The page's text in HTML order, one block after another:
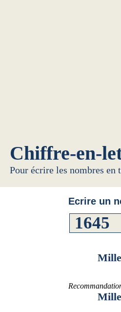
Chiffre-en-
Pour écrire les nombres en
Ecrire un
Mille
Mille-